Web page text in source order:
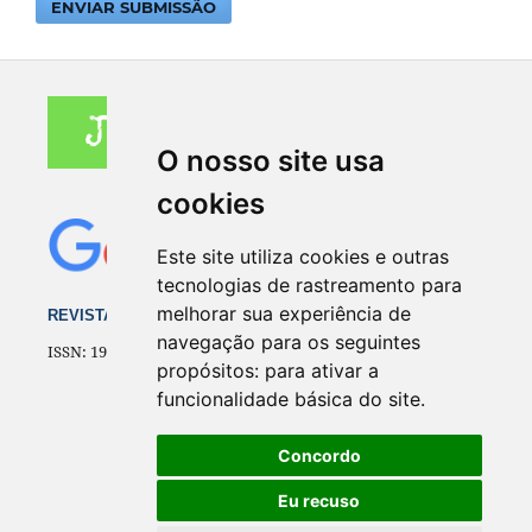
O nosso site usa
cookies
Este site utiliza cookies e outras
tecnologias de rastreamento para
melhorar sua experiência de
navegação para os seguintes
propósitos: para ativar a
funcionalidade básica do site.
Concordo
Eu recuso
ENVIAR SUBMISSÃO
REVISTA ELETRÔNICA DO CEJUR
ISSN: 1981-8386